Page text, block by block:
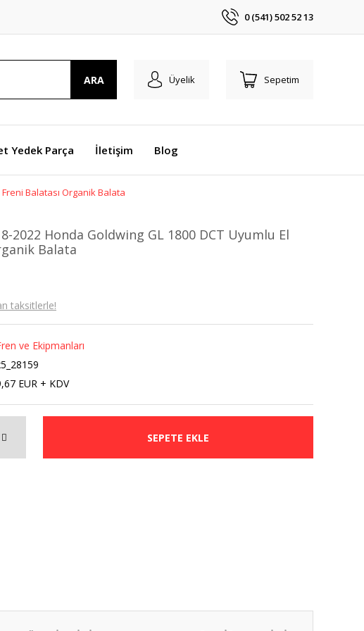
0 (541) 502 52 13
ARA Üyelik Sepetim
Yedek Parça İletişim Blog
Balatası Organik Balata
2022 Honda Goldwing GL 1800 DCT Uyumlu El
Balata
taksitlerle!
ve Ekipmanları
EUR + KDV
SEPETE EKLE